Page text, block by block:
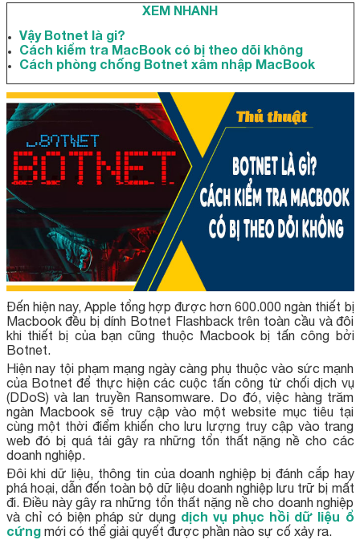
XEM NHANH
Vậy Botnet là gi?
Cách kiểm tra MacBook có bị theo dõi không
Cách phòng chống Botnet xâm nhập MacBook
Đến hiện nay, Apple tổng hợp được hơn 600.000 ngàn thiết bị
Macbook đều bị dính Botnet Flashback trên toàn cầu và đôi
khi thiết bị của bạn cũng thuộc Macbook bị tấn công bởi
Botnet.
Hiện nay tội phạm mạng ngày càng phụ thuộc vào sức mạnh
của Botnet để thực hiện các cuộc tấn công từ chối dịch vụ
(DDoS) và lan truyền Ransomware. Do đó, việc hàng trăm
ngàn Macbook sẽ truy cập vào một website mục tiêu tại
cùng một thời điểm khiến cho lưu lượng truy cập vào trang
web đó bị quá tải gây ra những tổn thất nặng nề cho các
doanh nghiệp.
Đôi khi dữ liệu, thông tin của doanh nghiệp bị đánh cắp hay
phá hoại, dẫn đến toàn bộ dữ liệu doanh nghiệp lưu trữ bị mất
đi. Điều này gây ra những tổn thất nặng nề cho doanh nghiệp
và chỉ có biện pháp sử dụng dịch vụ phục hồi dữ liệu ổ
cứngmới có thể giải quyết được phần nào sự cố xảy ra.